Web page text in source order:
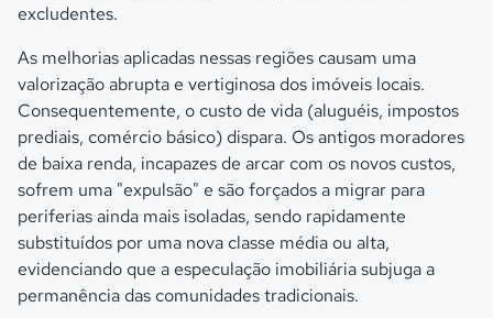
excludentes.
As melhorias aplicadas nessas regiões causam uma
valorização abrupta e vertiginosa dos imóveis locais.
Consequentemente, o custo de vida (aluguéis, impostos
prediais, comércio básico) dispara. Os antigos moradores
de baixa renda, incapazes de arcar com os novos custos,
sofrem uma "expulsão" e são forçados a migrar para
periferias ainda mais isoladas, sendo rapidamente
substituídos por uma nova classe média ou alta,
evidenciando que a especulação imobiliária subjuga a
permanência das comunidades tradicionais.